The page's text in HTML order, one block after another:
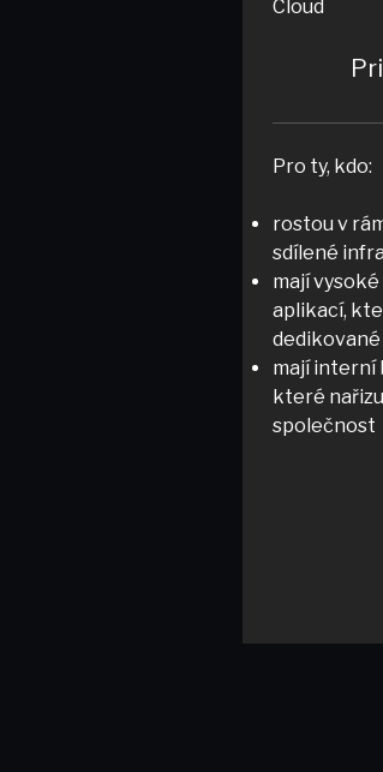
Pro ty, kdo:
rostou v
sdílené
mají
aplikací,
mají interní
které
společnost